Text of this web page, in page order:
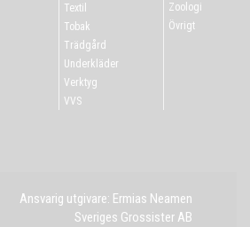
Textil
Tobak
Trädgård
Underkläder
Verktyg
VVS
Zoologi
Övrigt
Ansvarig utgivare: Ermias Neamen
Sveriges Grossister AB